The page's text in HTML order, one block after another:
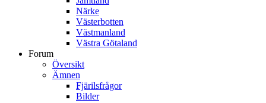
Närke
Västerbotten
Västmanland
Västra Götaland
Forum
Översikt
Ämnen
Fjärilsfrågor
Bilder